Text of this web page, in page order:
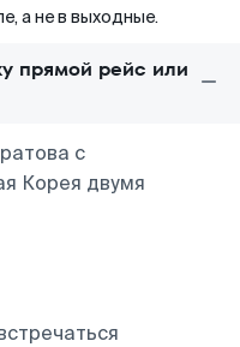
а не в выходные.
прямой рейс или
с
Корея двумя